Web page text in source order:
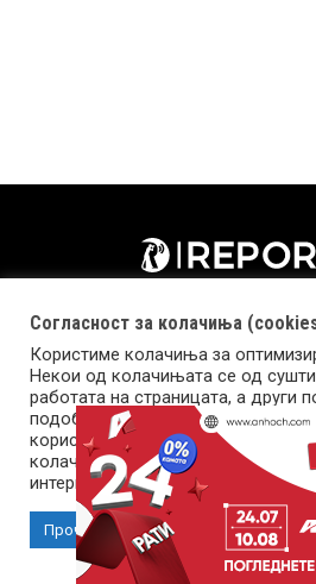
Copyright © 2026 Reporter.mk |
Импресум Маркетинг Контакт
Согласност за колачиња
Користиме колачиња за
Некои од колачињата се од
работата на страницата, а други
подобриме оваа интернет
корисничко искуство. Напомена:
колачиња се неопходни за
интернет страница.
Прочитај повеќе Прифати